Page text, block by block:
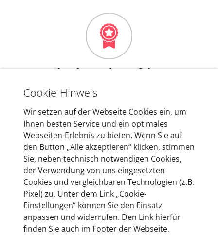
Mehr als 10 Jahre Erfahrung
In den Kfz-Diagnosegeräten von autoaid stecken
entwickeln wir unsere Produkte am Standort in
Berlin laufend weiter. Auf diese Qualität vertrauen
heute mehr als 60.000 Privatkunden und
Unternehmen.
Technische Details &
Lieferumfang
Cookie-Hinweis
Wir setzen auf der Webseite Cookies ein, um
Ihnen besten Service und ein optimales
Webseiten-Erlebnis zu bieten. Wenn Sie auf
den Button „Alle akzeptieren“ klicken, stimmen
Sie, neben technisch notwendigen Cookies,
der Verwendung von uns eingesetzten
Cookies und vergleichbaren Technologien (z.B.
Pixel) zu. Unter dem Link „Cookie-
Einstellungen“ können Sie den Einsatz
anpassen und widerrufen. Den Link hierfür
finden Sie auch im Footer der Webseite.